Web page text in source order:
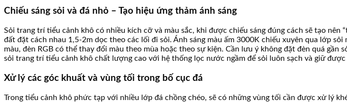
Chiếu sáng sỏi và đá nhỏ – Tạo hiệu ứng thảm ánh sáng
Sỏi trang trí tiểu cảnh khô có nhiều kích cỡ và màu sắc, khi được chiếu sáng đúng cách sẽ tạo
đất đặt cách nhau 1,5-2m dọc theo các lối đi sỏi. Ánh sáng màu ấm 3000K chiếu xuyên qua lớp
màu, đèn RGB có thể thay đổi màu theo mùa hoặc theo sự kiện. Cần lưu ý không đặt đèn quá
sỏi trang trí tiểu cảnh khô chất lượng cao với hệ thống lọc nước ngầm để sỏi luôn sạch và giữ được
Xử lý các góc khuất và vùng tối trong bố cục đá
Trong tiểu cảnh khô phức tạp với nhiều lớp đá chồng chéo, sẽ có những vùng tối cần được xử lý